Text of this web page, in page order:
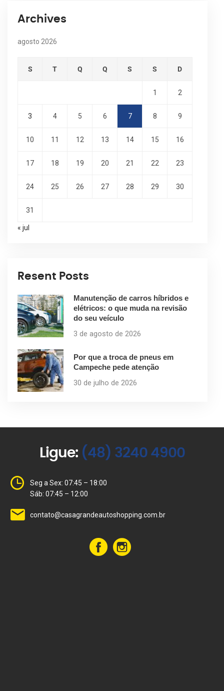
Archives
agosto 2026
S T Q Q S S D
1 2
3 4 5 6 7 8 9
10 11 12 13 14 15 16
17 18 19 20 21 22 23
24 25 26 27 28 29 30
31
« jul
Resent Posts
Manutenção de carros híbridos e
elétricos: o que muda na revisão
do seu veículo
3 de agosto de 2026
Por que a troca de pneus em
Campeche pede atenção
30 de julho de 2026
Ligue: (48) 3240 4900
Seg a Sex: 07:45 – 18:00
Sáb: 07:45 – 12:00
contato@casagrandeautoshopping.com.br